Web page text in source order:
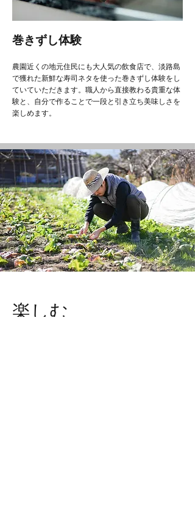
巻きずし体験
農園近くの地元住民にも大人気の飲食店で、淡路島
で獲れた新鮮な寿司ネタを使った巻きずし体験をし
ていていただきます。職人から直接教わる貴重な体
験と、自分で作ることで一段と引き立ち美味しさを
楽しめます。
楽しむ